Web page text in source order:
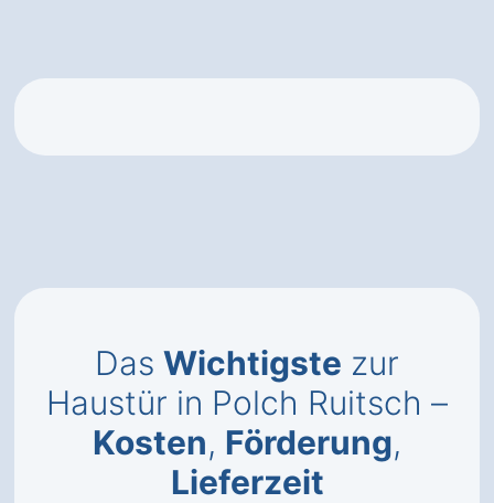
Das Wichtigste zur
Haustür in Polch Ruitsch –
Kosten, Förderung,
Lieferzeit